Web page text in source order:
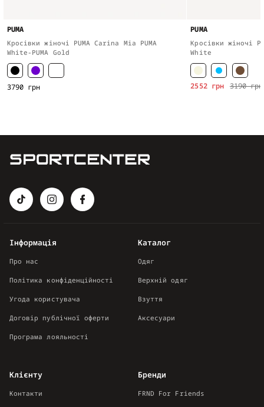
PUMA
Кросівки жіночі PUMA Carina Mia PUMA
White-PUMA Gold
3790 грн
PUMA
Кросівки жіночі
White
3190 грн
2552 грн
Каталог
Одяг
Верхній одяг
Взуття
Аксесуари
Інформація
Про нас
Політика конфіденційності
Угода користувача
Договір публічної оферти
Програма лояльності
Клієнту
Контакти
Бренди
FRND For Friends